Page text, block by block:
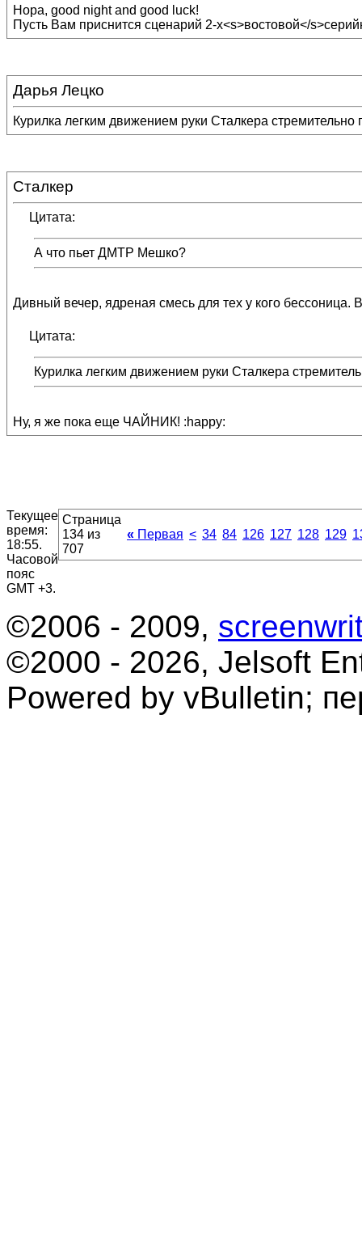
Нора, good night and good luck!
Пусть Вам приснится сценарий 2-х<s>востовой</
Дарья Лецко
Курилка легким движением руки Сталкера
Сталкер
Цитата:
А что пьет ДМТР Мешко?
Дивный вечер, ядреная смесь для тех у кого бессоница.
Цитата:
Курилка легким движением руки Сталкера
Ну, я же пока еще ЧАЙНИК! :happy:
Текущее
время:
18:55.
Часовой
пояс
GMT +3.
Страница
134 из
707
« Первая < 34 84 126 127 128 129
©2006 - 2009,
©2000 - 2026, Jelsoft
Powered by vBulletin;